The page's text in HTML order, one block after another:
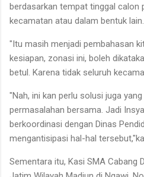
berdasarkan tempat tinggal calon
kecamatan atau dalam bentuk lain.
"Itu masih menjadi pembahasan
kesiapan, zonasi ini, boleh
betul. Karena tidak seluruh
"Nah, ini kan perlu solusi juga
permasalahan bersama. Jadi
berkoordinasi dengan Dinas
mengantisipasi hal-hal
Sementara itu, Kasi SMA Cabang